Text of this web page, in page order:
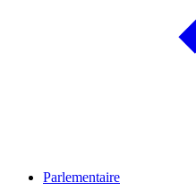
Parlementaire